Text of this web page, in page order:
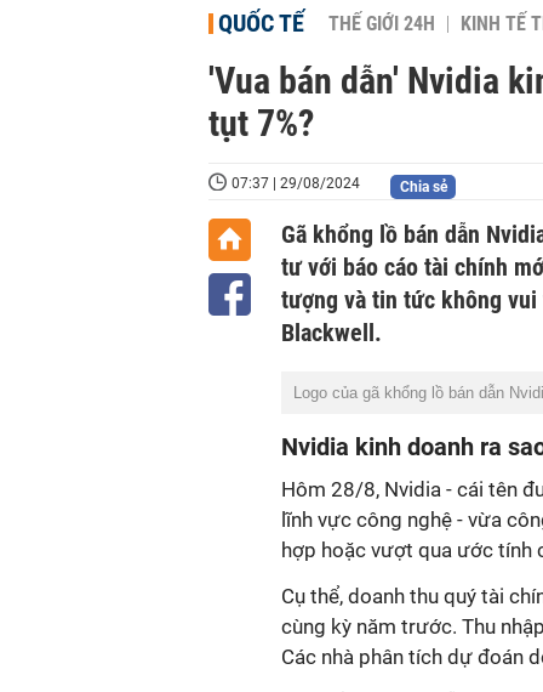
QUỐC TẾ THẾ GIỚI 24H KINH TẾ
'Vua bán dẫn' Nvidia
tụt 7%?
07:37 | 29/08/2024 Chia sẻ
Gã khổng lồ bán dẫn
tư với báo cáo tài chính
tượng và tin tức không
Blackwell.
Logo của gã khổng lồ bán dẫn
Nvidia kinh doanh ra
Hôm 28/8, Nvidia - cái tên
lĩnh vực công nghệ - vừa
hợp hoặc vượt qua ước tính
Cụ thể, doanh thu quý tài
cùng kỳ năm trước. Thu
Các nhà phân tích dự đoán